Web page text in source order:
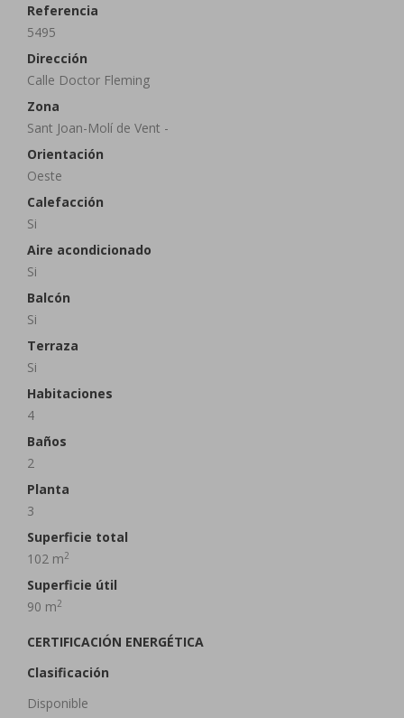
Referencia
5495
Dirección
Calle Doctor Fleming
Zona
Sant Joan-Molí de Vent -
Orientación
Oeste
Calefacción
Si
Aire acondicionado
Si
Balcón
Si
Terraza
Si
Habitaciones
4
Baños
2
Planta
3
Superficie total
102 m2
Superficie útil
90 m2
CERTIFICACIÓN ENERGÉTICA
Clasificación
Disponible